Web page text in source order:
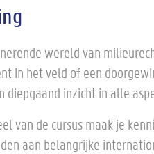
wereld van
in het veld of een
diepgaand inzicht in alle
van de cursus maak je
aan belangrijke